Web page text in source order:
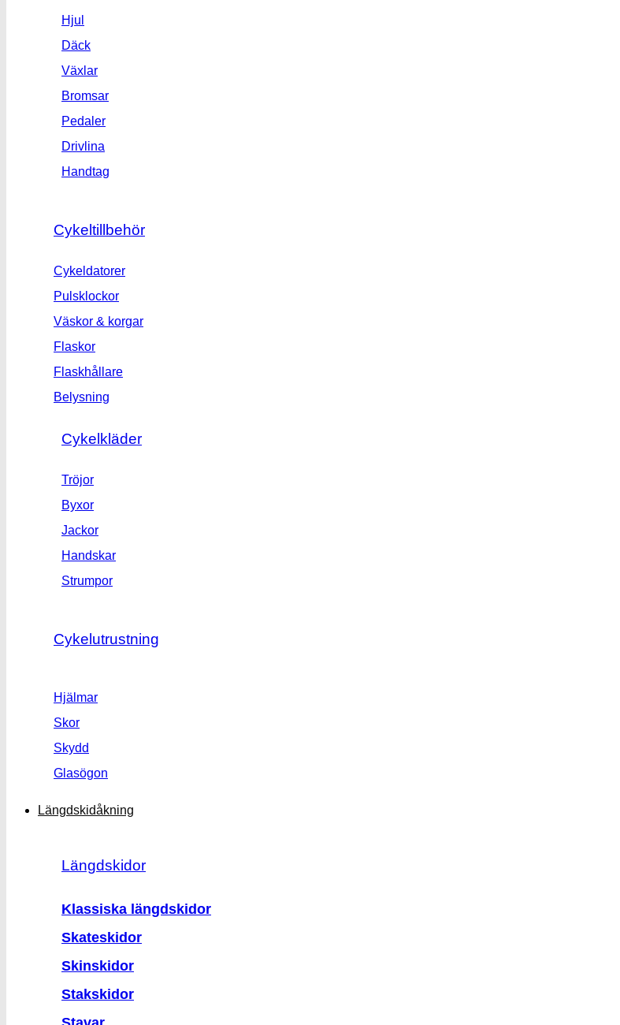
Hjul
Däck
Växlar
Bromsar
Pedaler
Drivlina
Handtag
Cykeltillbehör
Cykeldatorer
Pulsklockor
Väskor & korgar
Flaskor
Flaskhållare
Belysning
Cykelkläder
Tröjor
Byxor
Jackor
Handskar
Strumpor
Cykelutrustning
Hjälmar
Skor
Skydd
Glasögon
Längdskidåkning
Längdskidor
Klassiska längdskidor
Skateskidor
Skinskidor
Stakskidor